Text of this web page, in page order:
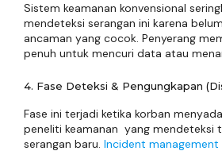
Sistem keamanan konvensional
mendeteksi serangan ini karena
ancaman yang cocok. Penyerang
penuh untuk mencuri data atau
4. Fase Deteksi & Pengungkapan
Fase ini terjadi ketika korban
peneliti keamanan yang mendeteksi
serangan baru. Incident management